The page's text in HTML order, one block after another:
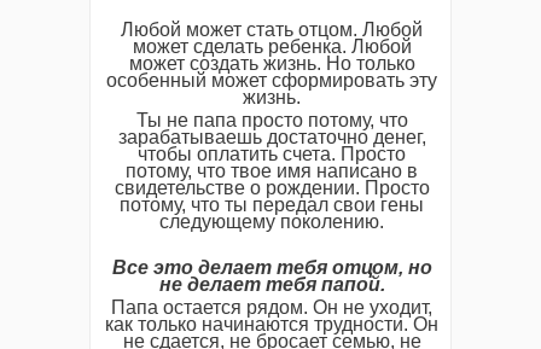
Любой может стать отцом. Любой
может сделать ребенка. Любой
может создать жизнь. Но только
особенный может сформировать эту
жизнь.
Ты не папа просто потому, что
зарабатываешь достаточно денег,
чтобы оплатить счета. Просто
потому, что твое имя написано в
свидетельстве о рождении. Просто
потому, что ты передал свои гены
следующему поколению.
Все это делает тебя отцом, но
не делает тебя папой.
Папа остается рядом. Он не уходит,
как только начинаются трудности. Он
не сдается, не бросает семью, не